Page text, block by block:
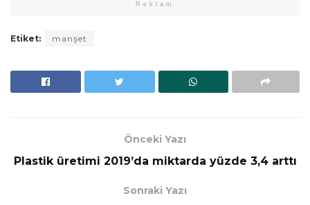
Reklam
Etiket: manşet
Önceki Yazı
Plastik üretimi 2019’da miktarda yüzde 3,4 arttı
Sonraki Yazı